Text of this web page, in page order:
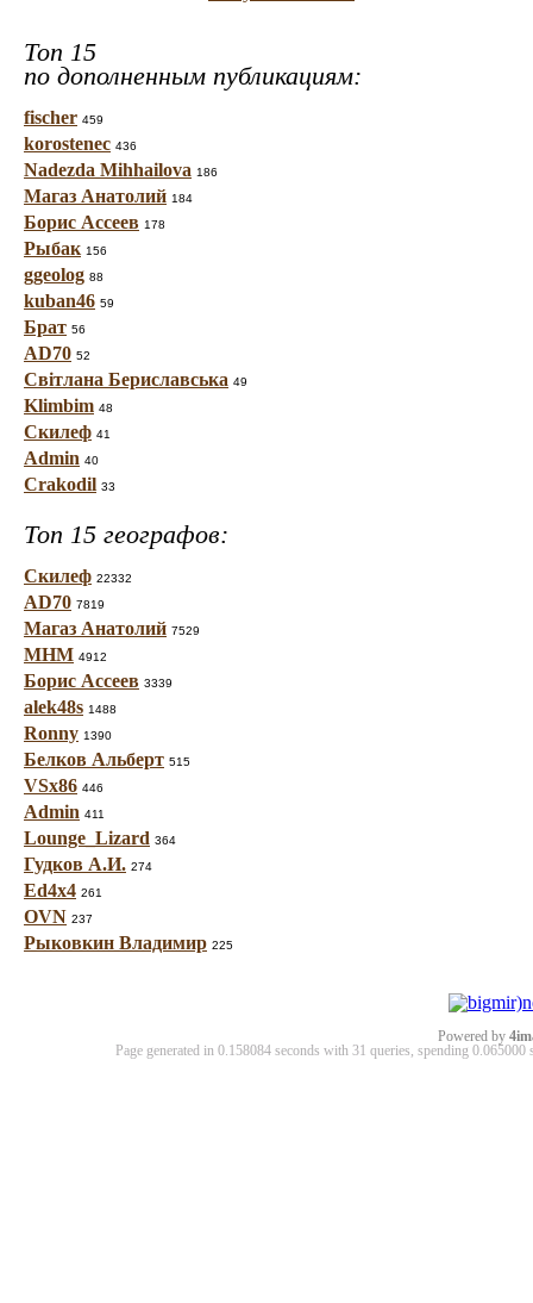
Топ 15
по дополненным публикациям:
fischer 459
korostenec 436
Nadezda Mihhailova 186
Магаз Анатолий 184
Борис Ассеев 178
Рыбак 156
ggeolog 88
kuban46 59
Брат 56
AD70 52
Світлана Бериславська 49
Klimbim 48
Скилеф 41
Admin 40
Crakodil 33
Топ 15 географов:
Скилеф 22332
AD70 7819
Магаз Анатолий 7529
МНМ 4912
Борис Ассеев 3339
alek48s 1488
Ronny 1390
Белков Альберт 515
VSx86 446
Admin 411
Lounge_Lizard 364
Гудков А.И. 274
Ed4x4 261
OVN 237
Рыковкин Владимир 225
Powered by
Page generated in 0.158084 seconds with 31 queries, spending